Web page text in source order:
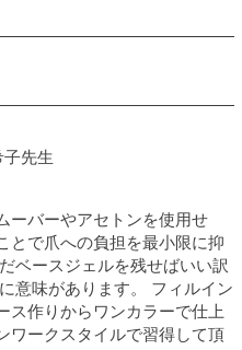
先生
ーバーやアセトンを使用せ
とで爪への負担を最小限に抑
ベースジェルを残せばいい訳
意味があります。 フィルイン
ス作りからワンカラーで仕上
ワークスタイルで習得して頂